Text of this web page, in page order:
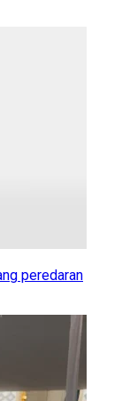
peredaran